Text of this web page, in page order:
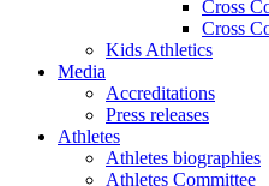
Cross
Cross
Kids Athletics
Media
Accreditations
Press releases
Athletes
Athletes biographies
Athletes Committee